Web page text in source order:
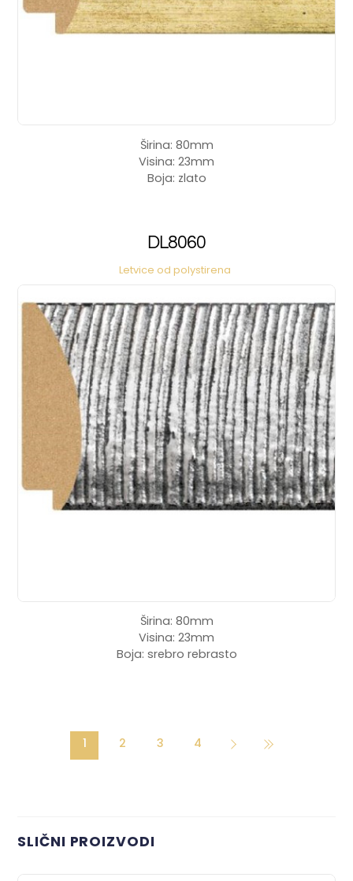
Širina: 80mm
Visina: 23mm
Boja: zlato
DL8060
Letvice od polystirena
Širina: 80mm
Visina: 23mm
Boja: srebro rebrasto
1 2 3 4
SLIČNI PROIZVODI